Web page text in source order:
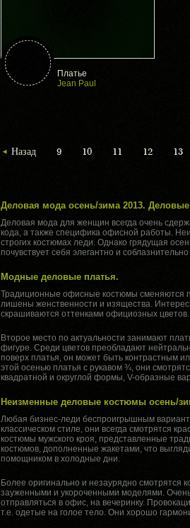
Платье
Jean Paul
Назад 9 10 11 12 13
Деловая мода осень/зима 2013.
Деловая мода для женщин всегда очень
кода, а также специфика офисной работы.
строгих костюмах леди. Однако грядущая
почувствует себя элегантно и
Модные деловые платья.
Традиционные офисные костюмы сменяются
лишены женственности и изящества.
скрашиваются оттенками официозных цветов.
Второе место по актуальности занимают
фигуре. Среди цветов преобладают
поверх платья, он может быть контрастным
этой осенью платья с рукавом ¾, они
квадратной и округлой формы, V-образные
Неизменные деловые костюмы осень/
Любая бизнес-леди беспроигрышным
классическом стиле, они всегда смотрятся
костюмы мужского кроя, представленные
костюмов, дополненные жакетами, что
помощником в холодные дни.
Более оригинально и незаурядно
зауженными и укороченными моделями.
отправляться в офис, на вечеринку.
т.е. одетые на голое тело. Они хорошо